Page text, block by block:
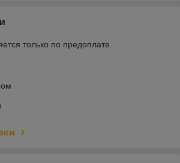
только по предоплате.